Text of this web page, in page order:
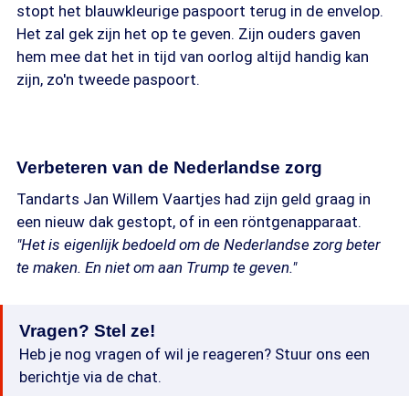
stopt het blauwkleurige paspoort terug in de envelop.
Het zal gek zijn het op te geven. Zijn ouders gaven
hem mee dat het in tijd van oorlog altijd handig kan
zijn, zo'n tweede paspoort.
Verbeteren van de Nederlandse zorg
Tandarts Jan Willem Vaartjes had zijn geld graag in
een nieuw dak gestopt, of in een röntgenapparaat.
"Het is eigenlijk bedoeld om de Nederlandse zorg beter
te maken. En niet om aan Trump te geven."
Vragen? Stel ze!
Heb je nog vragen of wil je reageren? Stuur ons een
berichtje via de chat.